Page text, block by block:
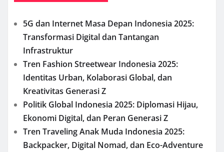
5G dan Internet Masa Depan Indonesia 2025:
Transformasi Digital dan Tantangan
Infrastruktur
Tren Fashion Streetwear Indonesia 2025:
Identitas Urban, Kolaborasi Global, dan
Kreativitas Generasi Z
Politik Global Indonesia 2025: Diplomasi Hijau,
Ekonomi Digital, dan Peran Generasi Z
Tren Traveling Anak Muda Indonesia 2025:
Backpacker, Digital Nomad, dan Eco-Adventure